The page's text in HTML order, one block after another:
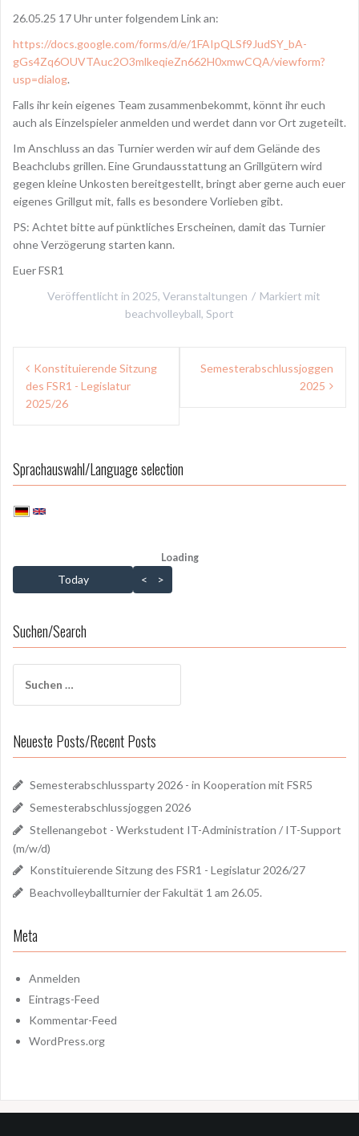
26.05.25 17 Uhr unter folgendem Link an:
https://docs.google.com/forms/d/e/1FAIpQLSf9JudSY_bA-
gGs4Zq6OUVTAuc2O3mlkeqieZn662H0xmwCQA/viewform?
usp=dialog.
Falls ihr kein eigenes Team zusammenbekommt, könnt ihr euch
auch als Einzelspieler anmelden und werdet dann vor Ort zugeteilt.
Im Anschluss an das Turnier werden wir auf dem Gelände des
Beachclubs grillen. Eine Grundausstattung an Grillgütern wird
gegen kleine Unkosten bereitgestellt, bringt aber gerne auch euer
eigenes Grillgut mit, falls es besondere Vorlieben gibt.
PS: Achtet bitte auf pünktliches Erscheinen, damit das Turnier
ohne Verzögerung starten kann.
Euer FSR1
Veröffentlicht in 2025, Veranstaltungen
Markiert mit
beachvolleyball, Sport
Beitragsnavigation
Konstituierende Sitzung
des FSR1 - Legislatur
2025/26
Semesterabschlussjoggen
2025
Sprachauswahl/Language selection
Loading - current view is dayGridMonth
Loading
Today < >
Suchen/Search
nach:
Neueste Posts/Recent Posts
Semesterabschlussparty 2026 - in Kooperation mit FSR5
Semesterabschlussjoggen 2026
Stellenangebot - Werkstudent IT-Administration / IT-Support
(m/w/d)
Konstituierende Sitzung des FSR1 - Legislatur 2026/27
Beachvolleyballturnier der Fakultät 1 am 26.05.
Meta
Anmelden
Eintrags-Feed
Kommentar-Feed
WordPress.org